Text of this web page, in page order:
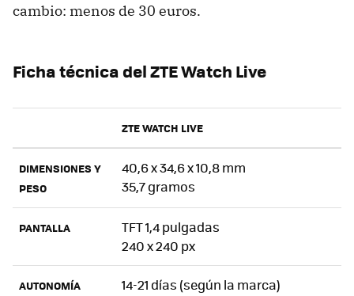
cambio: menos de 30 euros.
Ficha técnica del ZTE Watch Live
ZTE WATCH LIVE
DIMENSIONES Y
PESO
40,6 x 34,6 x 10,8 mm
35,7 gramos
PANTALLA
TFT 1,4 pulgadas
240 x 240 px
AUTONOMÍA 14-21 días (según la marca)